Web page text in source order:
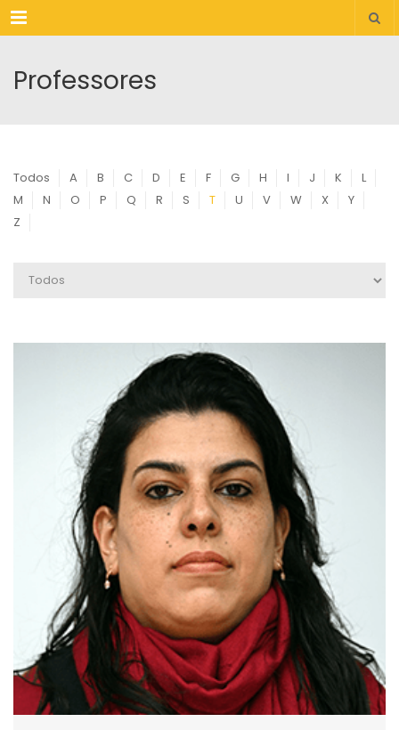
Menu
Professores
Todos A B C D E F G H I J K
L
M
N O P Q R S T U V W X
Y
Z